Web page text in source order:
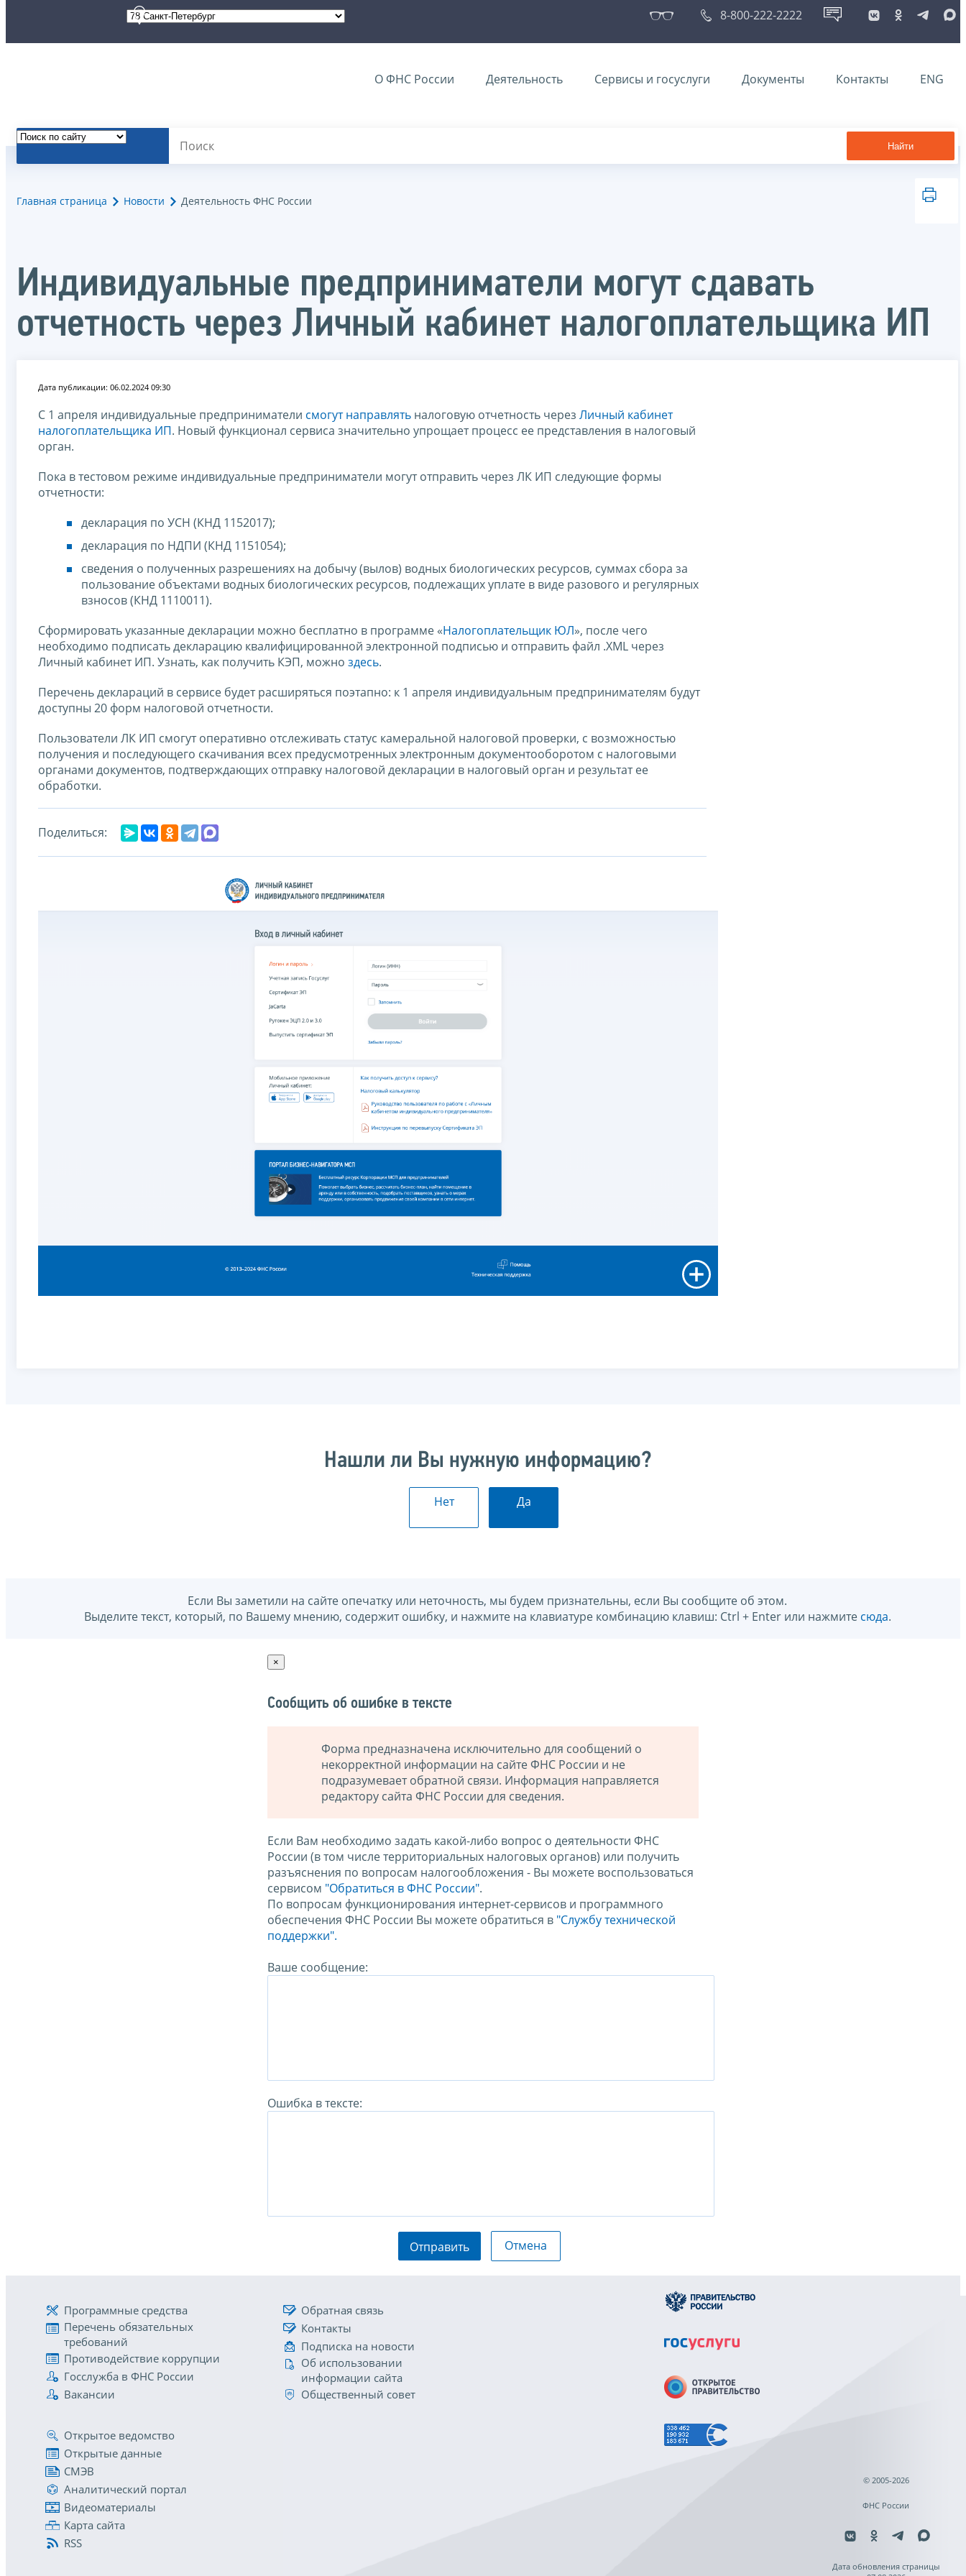
8-800-222-2222
О ФНС России Деятельность Сервисы и госуслуги Документы Контакты ENG
Найти
Главная страница Новости Деятельность ФНС России
Индивидуальные предприниматели могут сдавать
отчетность через Личный кабинет налогоплательщика ИП
Дата публикации: 06.02.2024 09:30
С 1 апреля индивидуальные предприниматели смогут направлять налоговую отчетность через Личный кабинет
налогоплательщика ИП. Новый функционал сервиса значительно упрощает процесс ее представления в налоговый
орган.
Пока в тестовом режиме индивидуальные предприниматели могут отправить через ЛК ИП следующие формы
отчетности:
декларация по УСН (КНД 1152017);
декларация по НДПИ (КНД 1151054);
сведения о полученных разрешениях на добычу (вылов) водных биологических ресурсов, суммах сбора за
пользование объектами водных биологических ресурсов, подлежащих уплате в виде разового и регулярных
взносов (КНД 1110011).
Сформировать указанные декларации можно бесплатно в программе «Налогоплательщик ЮЛ», после чего
необходимо подписать декларацию квалифицированной электронной подписью и отправить файл .XML через
Личный кабинет ИП. Узнать, как получить КЭП, можно здесь.
Перечень деклараций в сервисе будет расширяться поэтапно: к 1 апреля индивидуальным предпринимателям будут
доступны 20 форм налоговой отчетности.
Пользователи ЛК ИП смогут оперативно отслеживать статус камеральной налоговой проверки, с возможностью
получения и последующего скачивания всех предусмотренных электронным документооборотом с налоговыми
органами документов, подтверждающих отправку налоговой декларации в налоговый орган и результат ее
обработки.
Поделиться:
Нашли ли Вы нужную информацию?
Нет Да
Если Вы заметили на сайте опечатку или неточность, мы будем признательны, если Вы сообщите об этом.
Выделите текст, который, по Вашему мнению, содержит ошибку, и нажмите на клавиатуре комбинацию клавиш: Ctrl + Enter или нажмите сюда.
×
Сообщить об ошибке в тексте
Форма предназначена исключительно для сообщений о
некорректной информации на сайте ФНС России и не
подразумевает обратной связи. Информация направляется
редактору сайта ФНС России для сведения.
Если Вам необходимо задать какой-либо вопрос о деятельности ФНС
России (в том числе территориальных налоговых органов) или получить
разъяснения по вопросам налогообложения - Вы можете воспользоваться
сервисом "Обратиться в ФНС России".
По вопросам функционирования интернет-сервисов и программного
обеспечения ФНС России Вы можете обратиться в "Службу технической
поддержки".
Ваше сообщение:
Ошибка в тексте:
Отправить Отмена
Программные средства
Перечень обязательных
требований
Противодействие коррупции
Госслужба в ФНС России
Вакансии
Обратная связь
Контакты
Подписка на новости
Об использовании
информации сайта
Общественный совет
Открытое ведомство
Открытые данные
СМЭВ
Аналитический портал
Видеоматериалы
Карта сайта
RSS
© 2005-2026
ФНС России
Дата обновления страницы